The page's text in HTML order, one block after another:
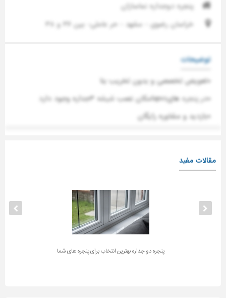
پنجره دوجداره نماسازان
خراسان رضوی - مشهد - حر عاملی- بین ۳۶ و ۳۸
توضیحات
*تعویض تخصصی و بدون تخریب بنا
*در پنجره هایupvcامکان نصب شیشه
*بازدید و مشاوره رایگان
مقالات مفید
پنجره دو جداره بهترین انتخاب برای پنجره های شما